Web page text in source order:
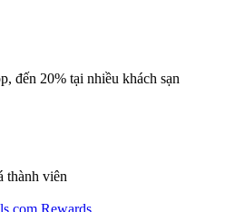
đến 20% tại nhiều khách sạn
thành viên
Rewards